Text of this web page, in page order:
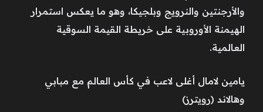
والأرجنتين والنرويج وبلجيكا، وهو ما يعكس استمرار
الهيمنة الأوروبية على خريطة القيمة السوقية
العالمية.
يامين لامال أغلى لاعب في كأس العالم مع مبابي
وهالاند (رويترز)